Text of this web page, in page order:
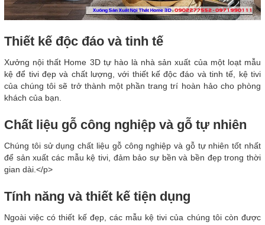
Thiết kế độc đáo và tinh tế
Xưởng nội thất Home 3D tự hào là nhà sản xuất của một loạt mẫu
kệ để tivi đẹp và chất lượng, với thiết kế độc đáo và tinh tế, kệ tivi
của chúng tôi sẽ trở thành một phần trang trí hoàn hảo cho phòng
khách của bạn.
Chất liệu gỗ công nghiệp và gỗ tự nhiên
Chúng tôi sử dụng chất liệu gỗ công nghiệp và gỗ tự nhiên tốt nhất
để sản xuất các mẫu kệ tivi, đảm bảo sự bền và bền đẹp trong thời
gian dài.</p>
Tính năng và thiết kế tiện dụng
Ngoài việc có thiết kế đẹp, các mẫu kệ tivi của chúng tôi còn được